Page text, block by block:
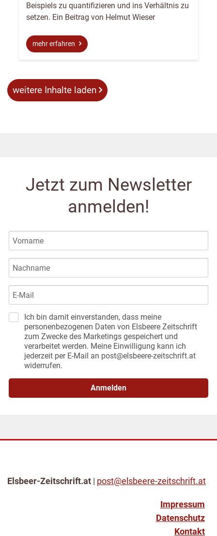
Beispiels zu quantifizieren und ins Verhältnis zu
setzen. Ein Beitrag von Helmut Wieser
mehr erfahren
weitere Inhalte laden
Jetzt zum Newsletter
anmelden!
Ich bin damit einverstanden, dass meine
personenbezogenen Daten von Elsbeere Zeitschrift
zum Zwecke des Marketings gespeichert und
verarbeitet werden. Meine Einwilligung kann ich
jederzeit per E-Mail an post@elsbeere-zeitschrift.at
widerrufen.
Anmelden
Elsbeer-Zeitschrift.at post@elsbeere-zeitschrift.at
Impressum
Datenschutz
Kontakt